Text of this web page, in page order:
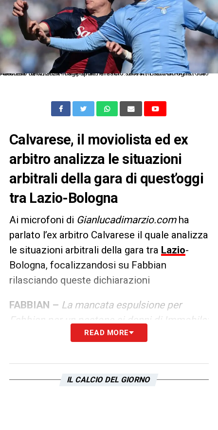
As Roma 18/02/2024 - campionato di calcio serie A / Lazio-Bologna / foto Antonello Sammarco/Image Sport nella foto: Giovanni Fabbian-Mario Gila Fuentes
Calvarese, il moviolista ed ex
arbitro analizza le situazioni
arbitrali della gara di quest’oggi
tra Lazio-Bologna
Ai microfoni di Gianlucadimarzio.com ha
parlato l’ex arbitro Calvarese il quale analizza
le situazioni arbitrali della gara tra Lazio-
Bologna, focalizzandosi su Fabbian
rilasciando queste dichiarazioni
FABBIAN – La mancata espulsione per
Fabbian per un pestone ai danni di Immobile:
il centrocampista rossoblù era già
venticinquesimo per una sbracciata(su
Cataldi,ndr). Fabbian commette uno step on
READ MORE
IL CALCIO DEL GIORNO